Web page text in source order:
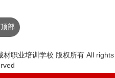
部
职业培训学校 版权所有 All rights